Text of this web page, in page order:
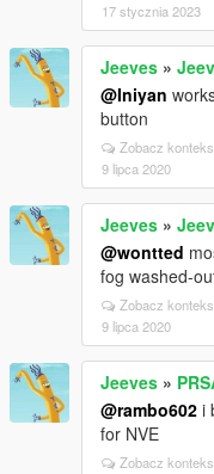
17 stycznia 2023
Jeeves »
@Iniyan
button
Zobacz
9 lipca 2020
Jeeves »
@wontted
fog washed-
Zobacz
9 lipca 2020
Jeeves »
@rambo602 i
for NVE
Zobacz